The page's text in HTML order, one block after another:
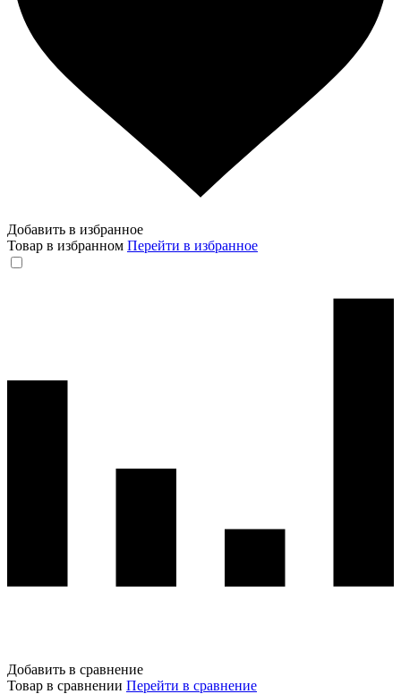
Добавить в избранное
Товар в избранном Перейти в избранное
Добавить в сравнение
Товар в сравнении Перейти в сравнение